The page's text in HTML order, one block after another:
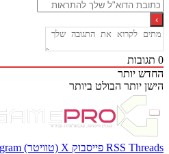
יותר
יותר הבולט ביותר
RSS פייסבוק X (טוויטר)
Telegram